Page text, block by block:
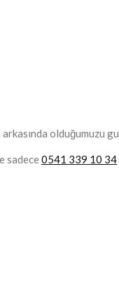
sadece0541 339 10 34